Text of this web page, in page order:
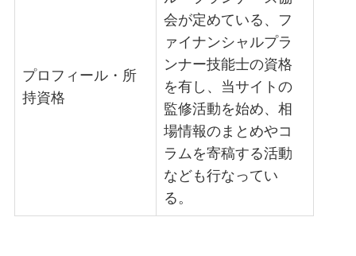
プロフィール・所
持資格
会が定めている、フ
ァイナンシャルプラ
ンナー技能士の資格
を有し、当サイトの
監修活動を始め、相
場情報のまとめやコ
ラムを寄稿する活動
なども行なってい
る。